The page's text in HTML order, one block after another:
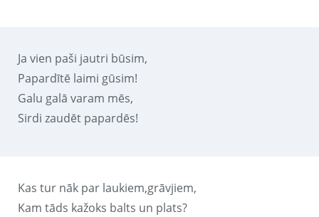
Ja vien paši jautri būsim,
Papardītē laimi gūsim!
Galu galā varam mēs,
Sirdi zaudēt papardēs!
Kas tur nāk par laukiem,grāvjiem,
Kam tāds kažoks balts un plats?